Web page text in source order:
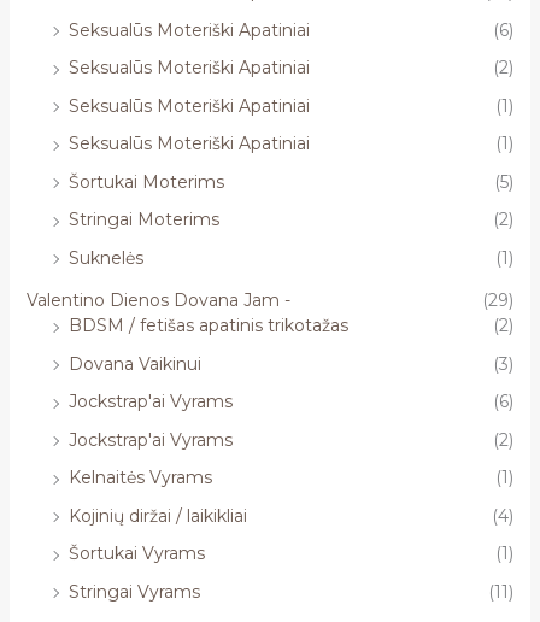
Seksualūs Moteriški Apatiniai
(6)
Seksualūs Moteriški Apatiniai
(2)
Seksualūs Moteriški Apatiniai
(1)
Seksualūs Moteriški Apatiniai
(1)
Šortukai Moterims
(5)
Stringai Moterims
(2)
Suknelės
(1)
Valentino Dienos Dovana Jam -
(29)
BDSM / fetišas apatinis trikotažas
(2)
Dovana Vaikinui
(3)
Jockstrap'ai Vyrams
(6)
Jockstrap'ai Vyrams
(2)
Kelnaitės Vyrams
(1)
Kojinių diržai / laikikliai
(4)
Šortukai Vyrams
(1)
Stringai Vyrams
(11)